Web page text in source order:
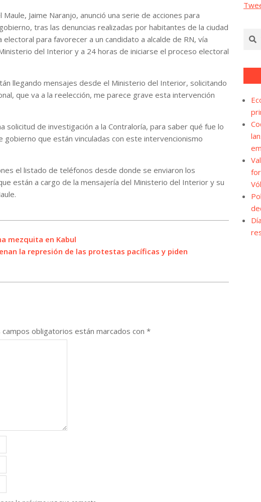
Jaime Naranjo, anunció una serie de acciones para
tras las denuncias realizadas por habitantes de la ciudad
para favorecer a un candidato a alcalde de RN, vía
del Interior y a 24 horas de iniciarse el proceso electoral
llegando mensajes desde el Ministerio del Interior, solicitando
que va a la reelección, me parece grave esta intervención
de investigación a la Contraloría, para saber qué fue lo
que están vinculadas con este intervencionismo
el listado de teléfonos desde donde se enviaron los
están a cargo de la mensajería del Ministerio del Interior y su
mezquita en Kabul
la represión de las protestas pacíficas y piden
campos obligatorios están marcados con *